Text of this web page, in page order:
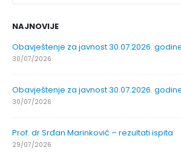
NAJNOVIJE
Obavještenje za javnost 30.07.2026.
30/07/2026
Obavještenje za javnost 30.07.2026.
30/07/2026
Prof. dr Srđan Marinković – rezultati ispita
29/07/2026